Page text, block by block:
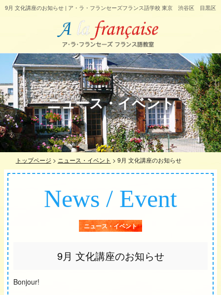
9月 文化講座のお知らせ | ア・ラ・フランセーズフランス語学校 東京 渋谷区 目黒区
ニュース・イベント
トップページ > ニュース・イベント > 9月 文化講座のお知らせ
News / Event
ニュース・イベント
9月 文化講座のお知らせ
Bonjour!